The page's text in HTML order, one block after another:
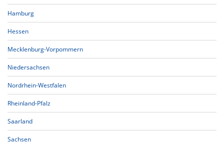
Hamburg
Hessen
Mecklenburg-Vorpommern
Niedersachsen
Nordrhein-Westfalen
Rheinland-Pfalz
Saarland
Sachsen